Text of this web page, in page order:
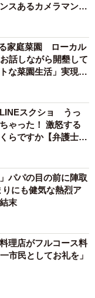
スあるカメラマン求
家庭菜園 ローカル
話しながら開墾して
菜園生活」実現な
スクショ うっ
ゃった！ 激怒する
らですか【弁護士が
パパの目の前に陣取
にも健気な熱烈ア
末
理店がフルコース料
市民としてお礼を」